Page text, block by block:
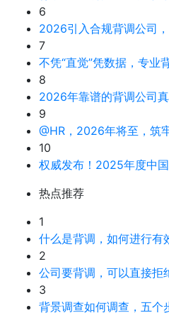
6
2026引入合规背调公司
7
不凭“直觉”凭数据，专业
8
2026年靠谱的背调公司真
9
@HR，2026年将至，筑
10
权威发布！2025年度中
热点推荐
1
什么是背调，如何进行有
2
公司要背调，可以直接拒
3
背景调查如何调查，五个